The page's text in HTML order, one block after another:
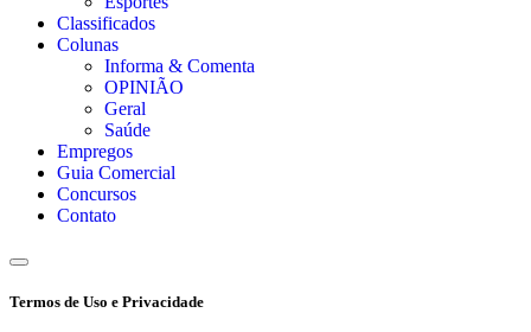
Classificados
Colunas
Informa & Comenta
OPINIÃO
Geral
Saúde
Empregos
Guia Comercial
Concursos
Contato
Termos de Uso e Privacidade